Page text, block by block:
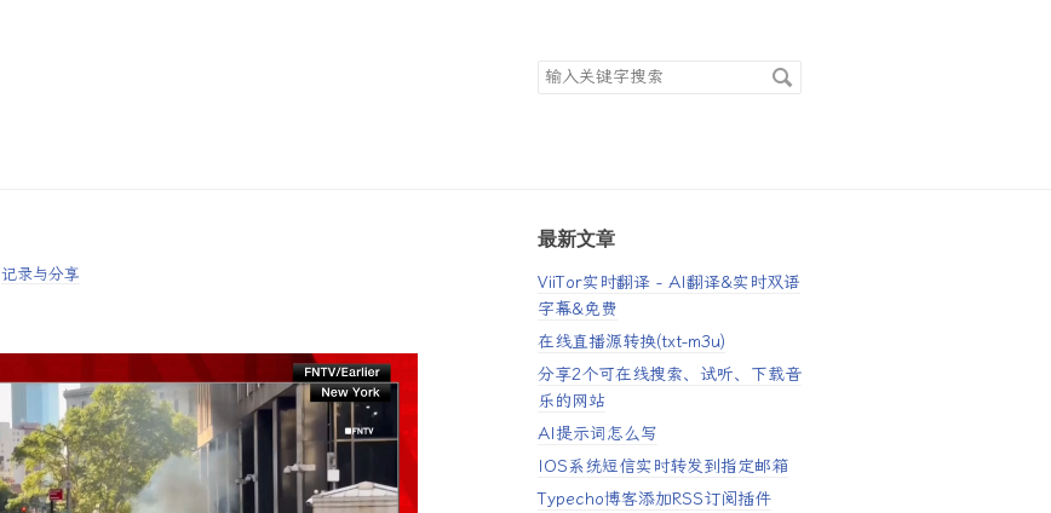
搜
索
记录与分享
最新文章
ViiTor实时翻译 - AI翻译&实时双语
字幕&免费
在线直播源转换(txt-m3u)
分享2个可在线搜索、试听、下载音
乐的网站
AI提示词怎么写
IOS系统短信实时转发到指定邮箱
Typecho博客添加RSS订阅插件